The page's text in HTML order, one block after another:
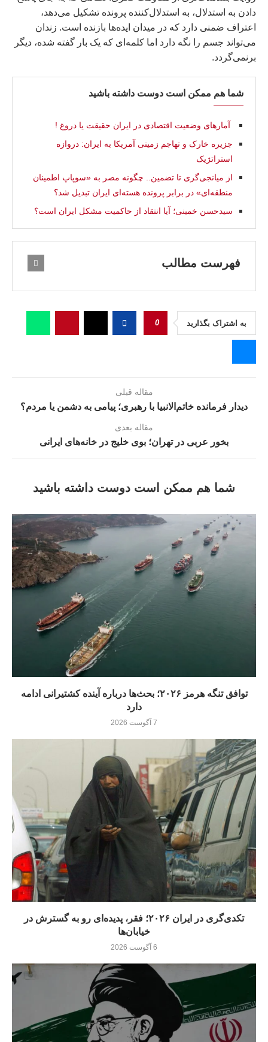
دادن به استدلال، به استدلال‌کننده پرونده تشکیل می‌دهد،
اعتراف ضمنی دارد که در میدان ایده‌ها بازنده است. زندان
می‌تواند جسم را نگه دارد اما کلمه‌ای که یک بار گفته شده، دیگر
برنمی‌گردد.
شما هم ممکن است دوست داشته باشید
آمارهاى وضعيت اقتصادى در ايران حقيقت يا دروغ !
جزیره خارک و تهاجم زمینی آمریکا به ایران: دروازه
استراتژیک
از میانجی‌گری تا تضمین.. چگونه مصر به «سوپاپ اطمینان
منطقه‌ای» در برابر پرونده هسته‌ای ایران تبدیل شد؟
سیدحسن خمینی؛ آیا انتقاد از حاکمیت مشکل ایران است؟
فهرست مطالب
به اشتراک بگذارید 0
مقاله قبلی
دیدار فرمانده خاتم‌الانبیا با رهبری؛ پیامی به دشمن یا مردم؟
مقاله بعدی
بخور عربی در تهران؛ بوی خلیج در خانه‌های ایرانی
شما هم ممکن است دوست داشته باشید
توافق تنگه هرمز ۲۰۲۶؛ بحث‌ها درباره آینده کشتیرانی ادامه
دارد
7 آگوست 2026
تکدی‌گری در ایران ۲۰۲۶؛ فقر، پدیده‌ای رو به گسترش در
خیابان‌ها
6 آگوست 2026